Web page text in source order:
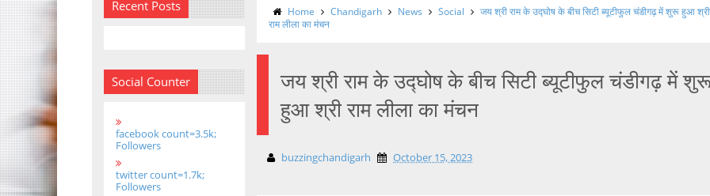
Recent Posts
Social Counter
facebook count=3.5k;
Followers
twitter count=1.7k;
Followers
Home Chandigarh News Social
जय श्री राम के उद्घोष के बीच सिटी ब्यूटीफुल चंडीगढ़ में शुरू हुआ श्री
राम लीला का मंचन
जय श्री राम के उद्घोष के बीच सिटी ब्यूटीफुल चंडीगढ़ में
हुआ श्री राम लीला का मंचन
buzzingchandigarh October 15, 2023